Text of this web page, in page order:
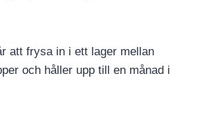
att frysa in i ett lager mellan
och håller upp till en månad i